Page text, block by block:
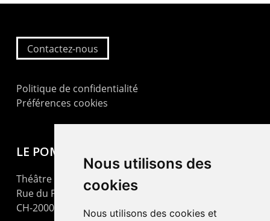
Nous utilisons des
cookies
Nous utilisons des cookies et
Contactez-nous
Politique de confidentialité
Préférences cookies
LE POMMIER
Théâtre – Centre Culturel Neuchâtelois
Rue du Pommier 9
CH-2000 Neuchâtel